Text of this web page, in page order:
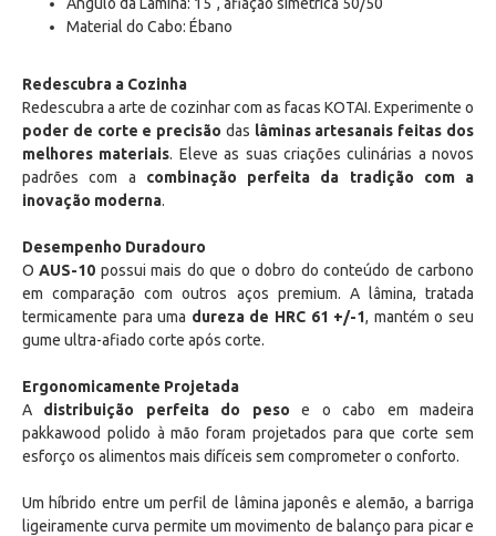
Material do Cabo: Ébano
Redescubra a Cozinha
Redescubra a arte de cozinhar com as facas KOTAI. Experimente o
poder de corte e precisão das lâminas artesanais feitas dos
melhores materiais. Eleve as suas criações culinárias a novos
padrões com a combinação perfeita da tradição com a
inovação moderna.
Desempenho Duradouro
OAUS-10 possui mais do que o dobro do conteúdo de carbono
em comparação com outros aços premium. A lâmina, tratada
termicamente para uma dureza de HRC 61 +/-1, mantém o seu
gume ultra-afiado corte após corte.
Ergonomicamente Projetada
A distribuição perfeita do peso e o cabo em madeira
pakkawood polido à mão foram projetados para que corte sem
esforço os alimentos mais difíceis sem comprometer o conforto.
Um híbrido entre um perfil de lâmina japonês e alemão, a barriga
ligeiramente curva permite um movimento de balanço para picar e